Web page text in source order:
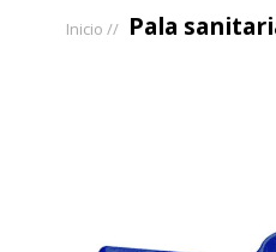
Inicio // Pala